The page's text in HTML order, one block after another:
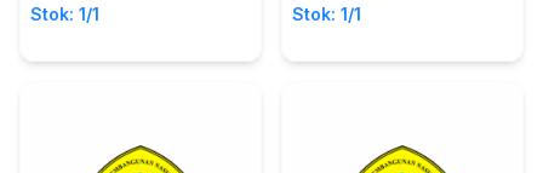
Stok: 1/1 Stok: 1/1